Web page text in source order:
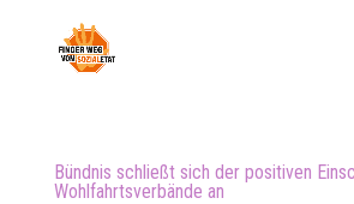
Bündnis schließt sich der positiven
Wohlfahrtsverbände an